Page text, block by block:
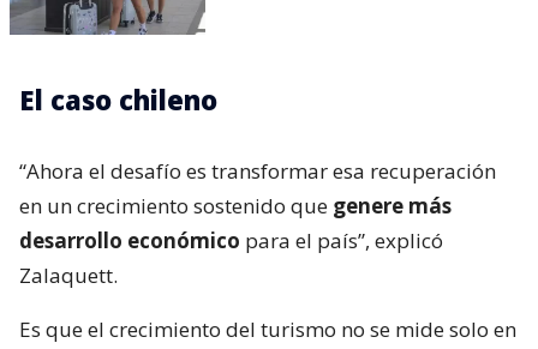
El caso chileno
“Ahora el desafío es transformar esa recuperación
en un crecimiento sostenido que genere más
desarrollo económico para el país”, explicó
Zalaquett.
Es que el crecimiento del turismo no se mide solo en